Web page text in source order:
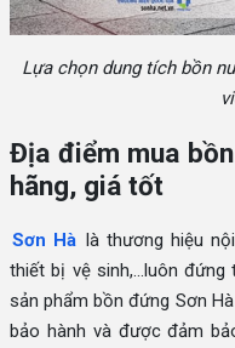
Lựa chọn dung tích bồn
Địa điểm mua
hãng, giá tốt
Sơn Hà là thương hiệu
thiết bị vệ sinh,...luôn
sản phẩm bồn đứng Sơn
bảo hành và được đảm